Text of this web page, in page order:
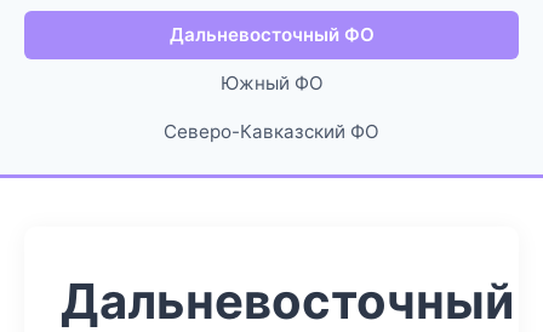
Дальневосточный ФО
Южный ФО
Северо-Кавказский ФО
Дальневосточный